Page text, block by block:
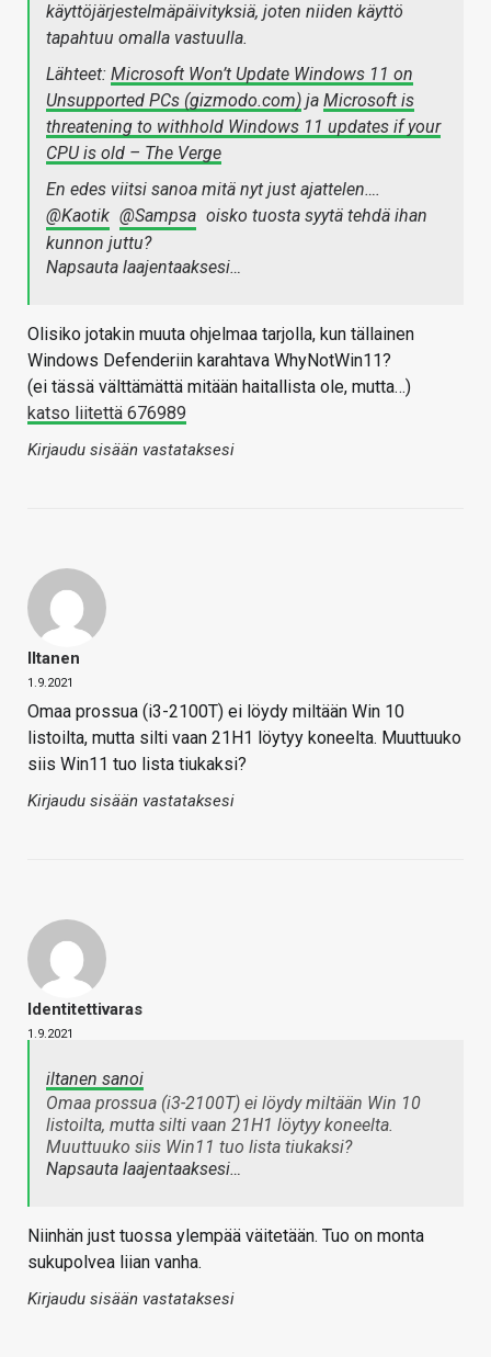
käyttöjärjestelmäpäivityksiä, joten niiden käyttö
tapahtuu omalla vastuulla.
Lähteet: Microsoft Won’t Update Windows 11 on
Unsupported PCs (gizmodo.com) ja Microsoft is
threatening to withhold Windows 11 updates if your
CPU is old – The Verge
En edes viitsi sanoa mitä nyt just ajattelen….
@Kaotik @Sampsa oisko tuosta syytä tehdä ihan
kunnon juttu?
Napsauta laajentaaksesi…
Olisiko jotakin muuta ohjelmaa tarjolla, kun tällainen
Windows Defenderiin karahtava WhyNotWin11?
(ei tässä välttämättä mitään haitallista ole, mutta…)
katso liitettä 676989
Kirjaudu sisään vastataksesi
Iltanen
1.9.2021
Omaa prossua (i3-2100T) ei löydy miltään Win 10
listoilta, mutta silti vaan 21H1 löytyy koneelta. Muuttuuko
siis Win11 tuo lista tiukaksi?
Kirjaudu sisään vastataksesi
Identitettivaras
1.9.2021
iltanen sanoi
Omaa prossua (i3-2100T) ei löydy miltään Win 10
listoilta, mutta silti vaan 21H1 löytyy koneelta.
Muuttuuko siis Win11 tuo lista tiukaksi?
Napsauta laajentaaksesi…
Niinhän just tuossa ylempää väitetään. Tuo on monta
sukupolvea liian vanha.
Kirjaudu sisään vastataksesi